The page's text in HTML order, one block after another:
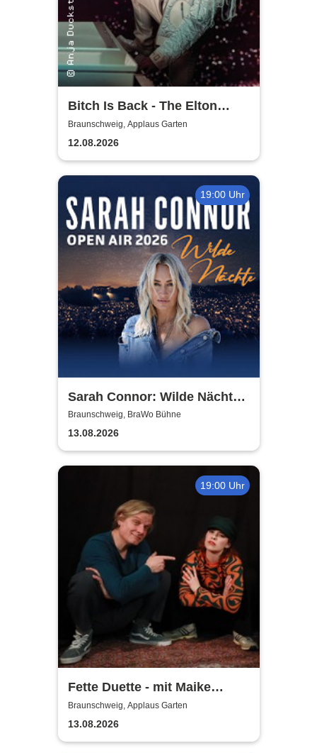
Bitch Is Back - The Elton
John Show
Braunschweig, Applaus Garten
12.08.2026
19:00 Uhr
Sarah Connor: Wilde Nächte -
Open Air 2026
Braunschweig, BraWo Bühne
13.08.2026
19:00 Uhr
Fette Duette - mit Maike
Jacobs & Markus Schultze
Braunschweig, Applaus Garten
13.08.2026